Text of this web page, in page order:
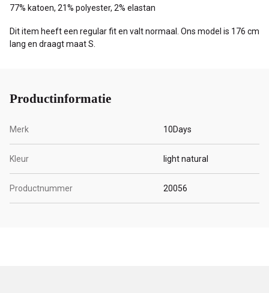
77% katoen, 21% polyester, 2% elastan
Dit item heeft een regular fit en valt normaal. Ons model is 176 cm
lang en draagt maat S.
Productinformatie
Merk 10Days
Kleur light natural
Productnummer 20056